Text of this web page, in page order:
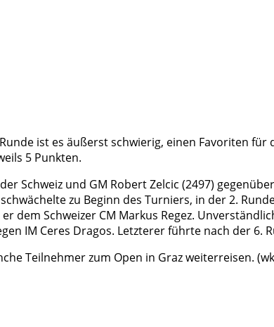
ist es äußerst schwierig, einen Favoriten
5 Punkten.
Schweiz und GM Robert Zelcic (2497)
zu Beginn des Turniers, in der 2.
dem Schweizer CM Markus Regez.
IM Ceres Dragos. Letzterer führte nach der 6.
Teilnehmer zum Open in Graz weiterreisen.